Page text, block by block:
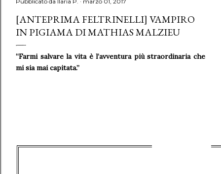
[ANTEPRIMA FELTRINELLI] VAMPIRO
IN PIGIAMA DI MATHIAS MALZIEU
“Farmi salvare la vita è l’avventura più straordinaria che
mi sia mai capitata.”